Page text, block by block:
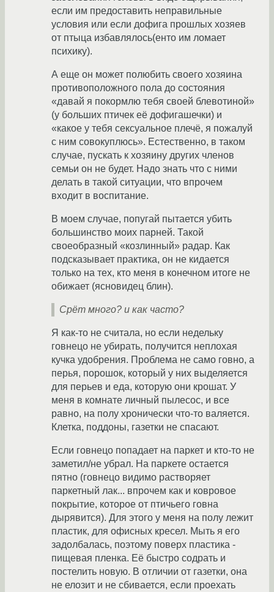
если им предоставить неправильные
условия или если дофига прошлых хозяев
от птыца избавлялось(енто им ломает
психику).
А еще он может полюбить своего хозяина
противоположного пола до состояния
«давай я покормлю тебя своей блевотиной»
(у больших птичек её дофигашечки) и
«какое у тебя сексуальное плечё, я пожалуй
с ним совокуплюсь». Естественно, в таком
случае, пускать к хозяину других членов
семьи он не будет. Надо знать что с ними
делать в такой ситуации, что впрочем
входит в воспитание.
В моем случае, попугай пытается убить
большинство моих парней. Такой
своеобразный «козлинный» радар. Как
подсказывает практика, он не кидается
только на тех, кто меня в конечном итоге не
обижает (ясновидец блин).
Срёт много? и как часто?
Я как-то не считала, но если недельку
говнецо не убирать, получится неплохая
кучка удобрения. Проблема не само говно, а
перья, порошок, который у них выделяется
для перьев и еда, которую они крошат. У
меня в комнате личный пылесос, и все
равно, на полу хронически что-то валяется.
Клетка, поддоны, газетки не спасают.
Если говнецо попадает на паркет и кто-то не
заметил/не убрал. На паркете остается
пятно (говнецо видимо растворяет
паркетный лак... впрочем как и ковровое
покрытие, которое от птичьего говна
дырявится). Для этого у меня на полу лежит
пластик, для офисных кресел. Мыть я его
задолбалась, поэтому поверх пластика -
пищевая пленка. Её быстро содрать и
постелить новую. В отличии от газетки, она
не елозит и не сбивается, если проехать